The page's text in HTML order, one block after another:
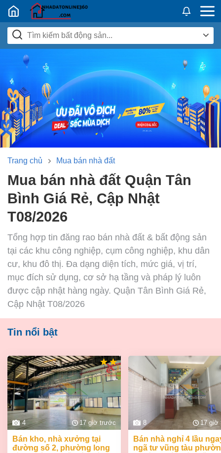
Nhadatban24h.vn
Trang chủ Mua bán nhà đất
Mua bán nhà đất Quận Tân
Bình Giá Rẻ, Cập Nhật
T08/2026
Tổng hợp tin đăng rao bán nhà đất & bất động sản
tại các khu công nghiệp, cụm công nghiệp, khu dân
cư, khu đô thị. Đa dạng diện tích, mức giá, vị trí,
mục đích sử dụng, cơ sở hạ tầng và pháp lý luôn
được cập nhật hàng ngày. Quận Tân Bình Giá Rẻ,
Cập Nhật T08/2026
Tin nổi bật
4 17 giờ trước
bán kho, nhà xưởng tại
đường số 2, phường long
8 17 giờ
bán nhà nghỉ 4 lầu ngay
ngã tư vũng tàu